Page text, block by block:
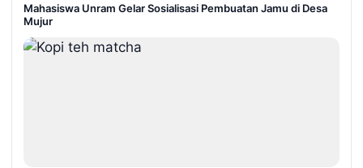
Mahasiswa Unram Gelar Sosialisasi Pembuatan Jamu di Desa
Mujur